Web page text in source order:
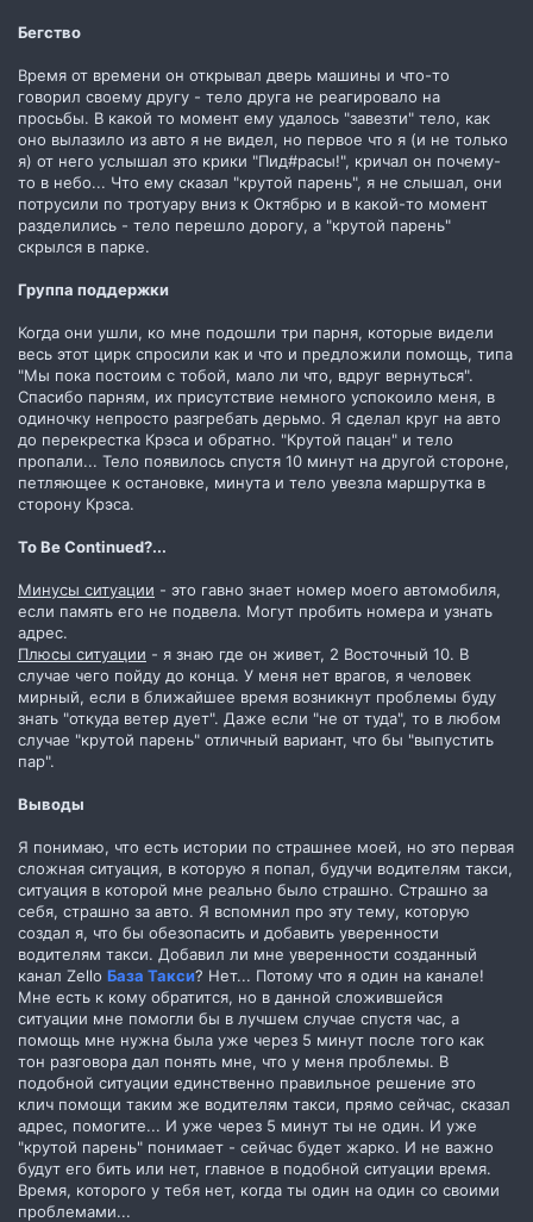
Бегство
Время от времени он открывал дверь машины и что-то
говорил своему другу - тело друга не реагировало на
просьбы. В какой то момент ему удалось "завезти" тело, как
оно вылазило из авто я не видел, но первое что я (и не только
я) от него услышал это крики "Пид#расы!", кричал он почему-
то в небо... Что ему сказал "крутой парень", я не слышал, они
потрусили по тротуару вниз к Октябрю и в какой-то момент
разделились - тело перешло дорогу, а "крутой парень"
скрылся в парке.
Группа поддержки
Когда они ушли, ко мне подошли три парня, которые видели
весь этот цирк спросили как и что и предложили помощь, типа
"Мы пока постоим с тобой, мало ли что, вдруг вернуться".
Спасибо парням, их присутствие немного успокоило меня, в
одиночку непросто разгребать дерьмо. Я сделал круг на авто
до перекрестка Крэса и обратно. "Крутой пацан" и тело
пропали... Тело появилось спустя 10 минут на другой стороне,
петляющее к остановке, минута и тело увезла маршрутка в
сторону Крэса.
To Be Continued?...
Минусы ситуации - это гавно знает номер моего автомобиля,
если память его не подвела. Могут пробить номера и узнать
адрес.
Плюсы ситуации - я знаю где он живет, 2 Восточный 10. В
случае чего пойду до конца. У меня нет врагов, я человек
мирный, если в ближайшее время возникнут проблемы буду
знать "откуда ветер дует". Даже если "не от туда", то в любом
случае "крутой парень" отличный вариант, что бы "выпустить
пар".
Выводы
Я понимаю, что есть истории по страшнее моей, но это первая
сложная ситуация, в которую я попал, будучи водителям такси,
ситуация в которой мне реально было страшно. Страшно за
себя, страшно за авто. Я вспомнил про эту тему, которую
создал я, что бы обезопасить и добавить уверенности
водителям такси. Добавил ли мне уверенности созданный
канал Zello База Такси? Нет... Потому что я один на канале!
Мне есть к кому обратится, но в данной сложившейся
ситуации мне помогли бы в лучшем случае спустя час, а
помощь мне нужна была уже через 5 минут после того как
тон разговора дал понять мне, что у меня проблемы. В
подобной ситуации единственно правильное решение это
клич помощи таким же водителям такси, прямо сейчас, сказал
адрес, помогите... И уже через 5 минут ты не один. И уже
"крутой парень" понимает - сейчас будет жарко. И не важно
будут его бить или нет, главное в подобной ситуации время.
Время, которого у тебя нет, когда ты один на один со своими
проблемами...